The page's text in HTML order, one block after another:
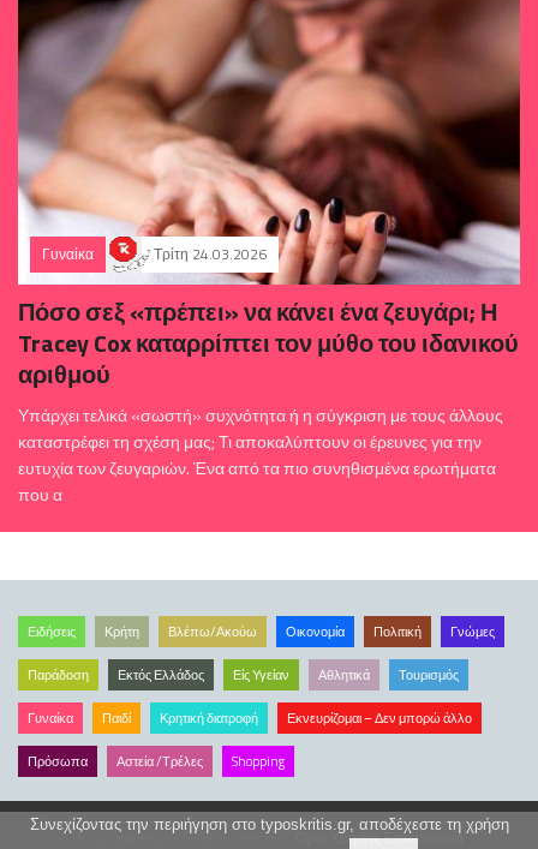
Γυναίκα Τρίτη 24.03.2026
Πόσο σεξ «πρέπει» να κάνει ένα ζευγάρι; Η
Tracey Cox καταρρίπτει τον μύθο του ιδανικού
αριθμού
Υπάρχει τελικά «σωστή» συχνότητα ή η σύγκριση με τους άλλους
καταστρέφει τη σχέση μας; Τι αποκαλύπτουν οι έρευνες για την
ευτυχία των ζευγαριών. Ένα από τα πιο συνηθισμένα ερωτήματα
που α
Ειδήσεις Κρήτη Βλέπω/Ακούω Οικονομία Πολιτική Γνώμες
Παράδοση Εκτός Ελλάδος Είς Υγείαν Αθλητικά Τουρισμός
Γυναίκα Παιδί Κρητική διατροφή Εκνευρίζομαι – Δεν μπορώ άλλο
Πρόσωπα Αστεία /Τρέλες Shopping
© typoskritis.gr All rights reserved.Όροι ΧρήσηςΕπικοινωνία
Συνεχίζοντας την περιήγηση στο typoskritis.gr, αποδέχεστε τη χρήση